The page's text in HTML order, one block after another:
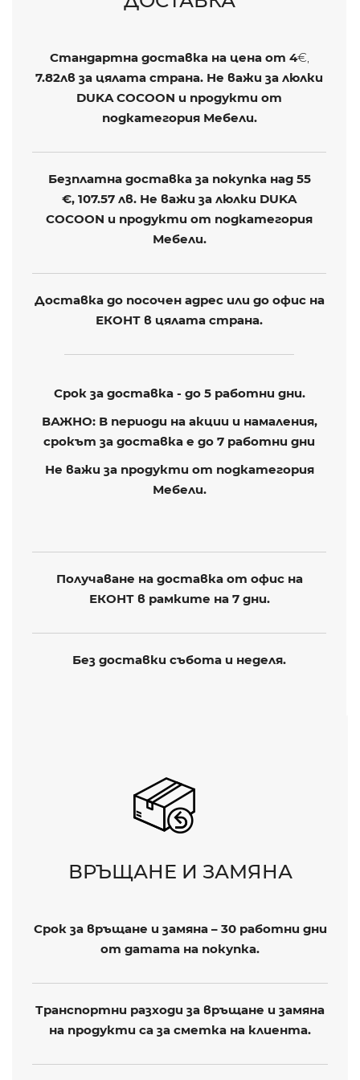
Стандартна доставка на цена от 4€,
7.82лв за цялата страна. Не важи за люлки
DUKA COCOON и продукти от
подкатегория Мебели.
Безплатна доставка за покупка над 55
€, 107.57 лв. Не важи за люлки DUKA
COCOON и продукти от подкатегория
Мебели.
Доставка до посочен адрес или до офис на
ЕКОНТ в цялата страна.
Срок за доставка - до 5 работни дни.
ВАЖНО: В периоди на акции и намаления,
срокът за доставка е до 7 работни дни
Не важи за продукти от подкатегория
Мебели.
Получаване на доставка от офис на
ЕКОНТ в рамките на 7 дни.
Без доставки събота и неделя.
ВРЪЩАНЕ И ЗАМЯНА
Срок за връщане и замяна – 30 работни дни
от датата на покупка.
Транспортни разходи за връщане и замяна
на продукти са за сметка на клиента.